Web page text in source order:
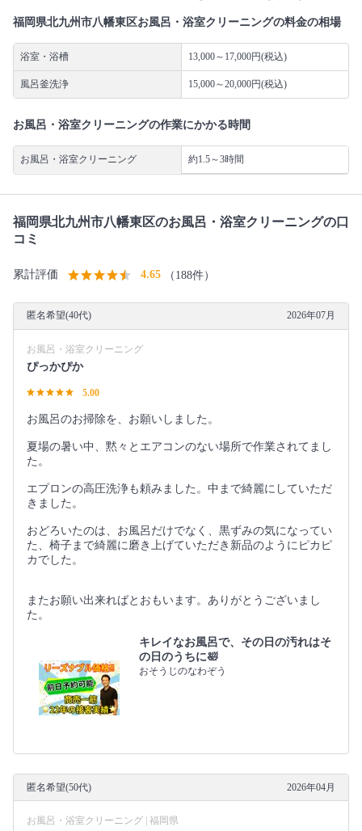
福岡県北九州市八幡東区お風呂・浴室クリーニングの料金の相場
浴室・浴槽 13,000～17,000円(税込)
風呂釜洗浄 15,000～20,000円(税込)
お風呂・浴室クリーニングの作業にかかる時間
お風呂・浴室クリーニング 約1.5～3時間
福岡県北九州市八幡東区のお風呂・浴室クリーニングの口
コミ
累計評価 4.65 （188件）
匿名希望(40代) 2026年07月
お風呂・浴室クリーニング
ぴっかぴか
5.00
お風呂のお掃除を、お願いしました。
夏場の暑い中、黙々とエアコンのない場所で作業されてまし
た。
エプロンの高圧洗浄も頼みました。中まで綺麗にしていただ
きました。
おどろいたのは、お風呂だけでなく、黒ずみの気になってい
た、椅子まで綺麗に磨き上げていただき新品のようにピカピ
カでした。
またお願い出来ればとおもいます。ありがとうございまし
た。
キレイなお風呂で、その日の汚れはそ
の日のうちに🛀
おそうじのなわぞう
匿名希望(50代) 2026年04月
お風呂・浴室クリーニング | 福岡県